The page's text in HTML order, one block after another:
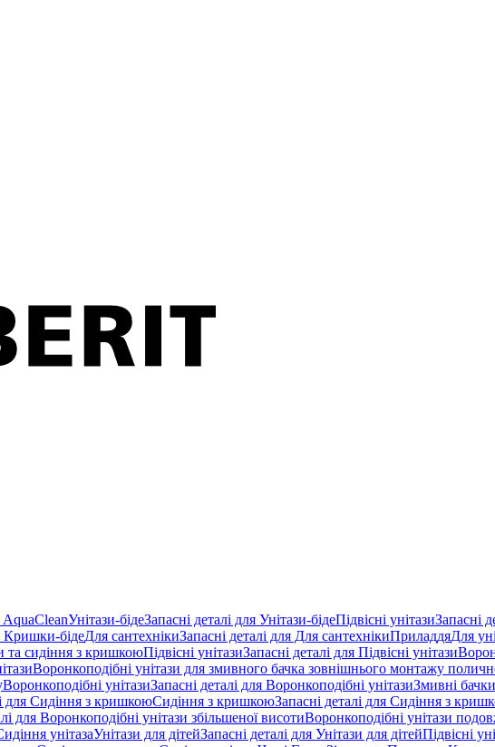
AquaCleanУнітази-бідеЗапасні деталі для Унітази-бідеПідвісні унітазиЗапасні
Кришки-бідеДля сантехнікиЗапасні деталі для Для сантехнікиПриладдяДля
та сидіння з кришкоюПідвісні унітазиЗапасні деталі для Підвісні унітази
Воронкоподібні унітази для змивного бачка зовнішнього монтажу
Воронкоподібні унітазиЗапасні деталі для Воронкоподібні унітазиЗмивні
для Сидіння з кришкоюСидіння з кришкоюЗапасні деталі для Сидіння з
для Воронкоподібні унітази збільшеної висотиВоронкоподібні унітази
унітазаУнітази для дітейЗапасні деталі для Унітази для дітейПідвісні